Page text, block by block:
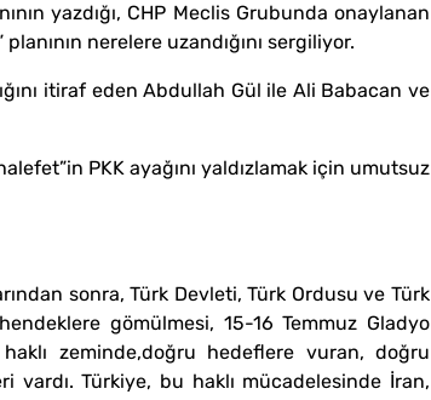
yazdığı, CHP Meclis Grubunda onaylanan
nerelere uzandığını sergiliyor.
itiraf eden Abdullah Gül ile Ali Babacan ve
PKK ayağını yaldızlamak için umutsuz
sonra, Türk Devleti, Türk Ordusu ve Türk
gömülmesi, 15-16 Temmuz Gladyo
haklı zeminde,doğru hedeflere vuran, doğru
vardı. Türkiye, bu haklı mücadelesinde İran,